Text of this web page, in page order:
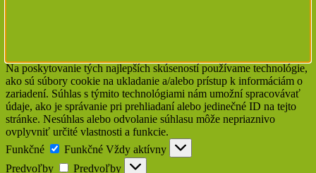
Na poskytovanie tých najlepších skúseností používame technológie,
ako sú súbory cookie na ukladanie a/alebo prístup k informáciám o
zariadení. Súhlas s týmito technológiami nám umožní spracovávať
údaje, ako je správanie pri prehliadaní alebo jedinečné ID na tejto
stránke. Nesúhlas alebo odvolanie súhlasu môže nepriaznivo
ovplyvniť určité vlastnosti a funkcie.
Funkčné
Funkčné Vždy aktívny
Predvoľby
Predvoľby